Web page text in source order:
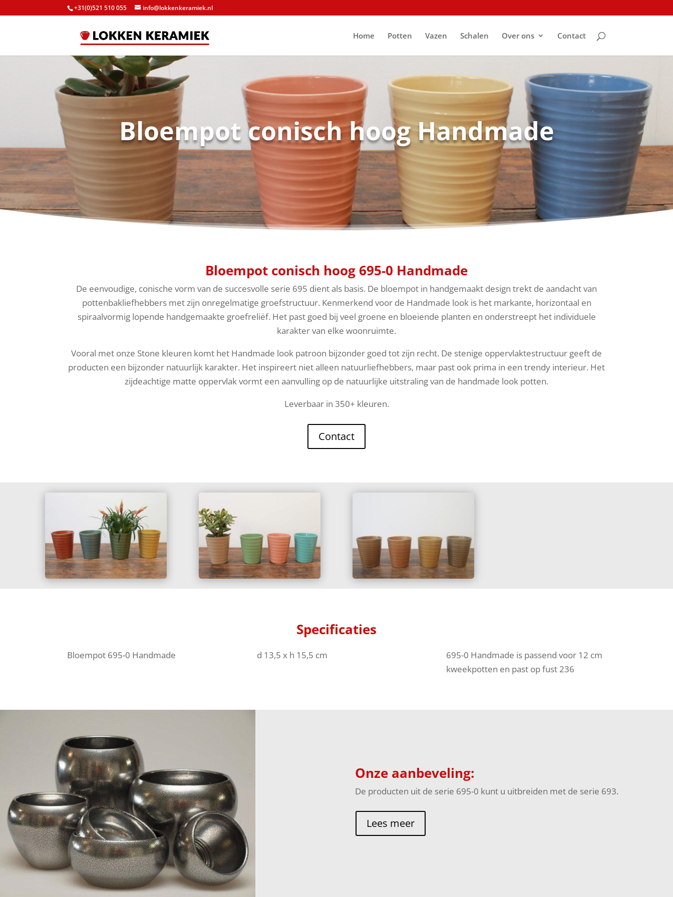
+31(0)521 510 055 info@lokkenkeramiek.nl
Home Potten Vazen Schalen Over ons Contact
Bloempot conisch hoog Handmade
Bloempot conisch hoog 695-0 Handmade
De eenvoudige, conische vorm van de succesvolle serie 695 dient als basis. De bloempot in handgemaakt design trekt de aandacht van
pottenbakliefhebbers met zijn onregelmatige groefstructuur. Kenmerkend voor de Handmade look is het markante, horizontaal en
spiraalvormig lopende handgemaakte groefreliëf. Het past goed bij veel groene en bloeiende planten en onderstreept het individuele
karakter van elke woonruimte.
Vooral met onze Stone kleuren komt het Handmade look patroon bijzonder goed tot zijn recht. De stenige oppervlaktestructuur geeft de
producten een bijzonder natuurlijk karakter. Het inspireert niet alleen natuurliefhebbers, maar past ook prima in een trendy interieur. Het
zijdeachtige matte oppervlak vormt een aanvulling op de natuurlijke uitstraling van de handmade look potten.
Leverbaar in 350+ kleuren.
Contact
Specificaties
Bloempot 695-0 Handmade d 13,5 x h 15,5 cm
695-0 Handmade is passend voor 12 cm
kweekpotten en past op fust 236
Onze aanbeveling:
De producten uit de serie 695-0 kunt u uitbreiden met de serie 693.
Lees meer